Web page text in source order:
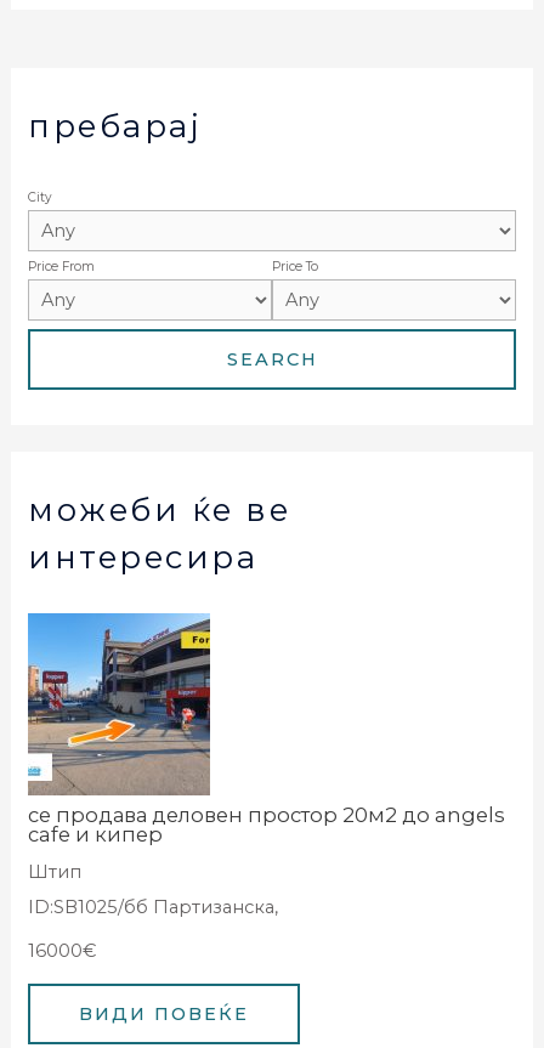
пребарај
City
Price From Price To
можеби ќе ве
интересира
се продава деловен простор 20м2 до angels
cafe и кипер
Штип
ID:SB1025/бб Партизанска,
16000€